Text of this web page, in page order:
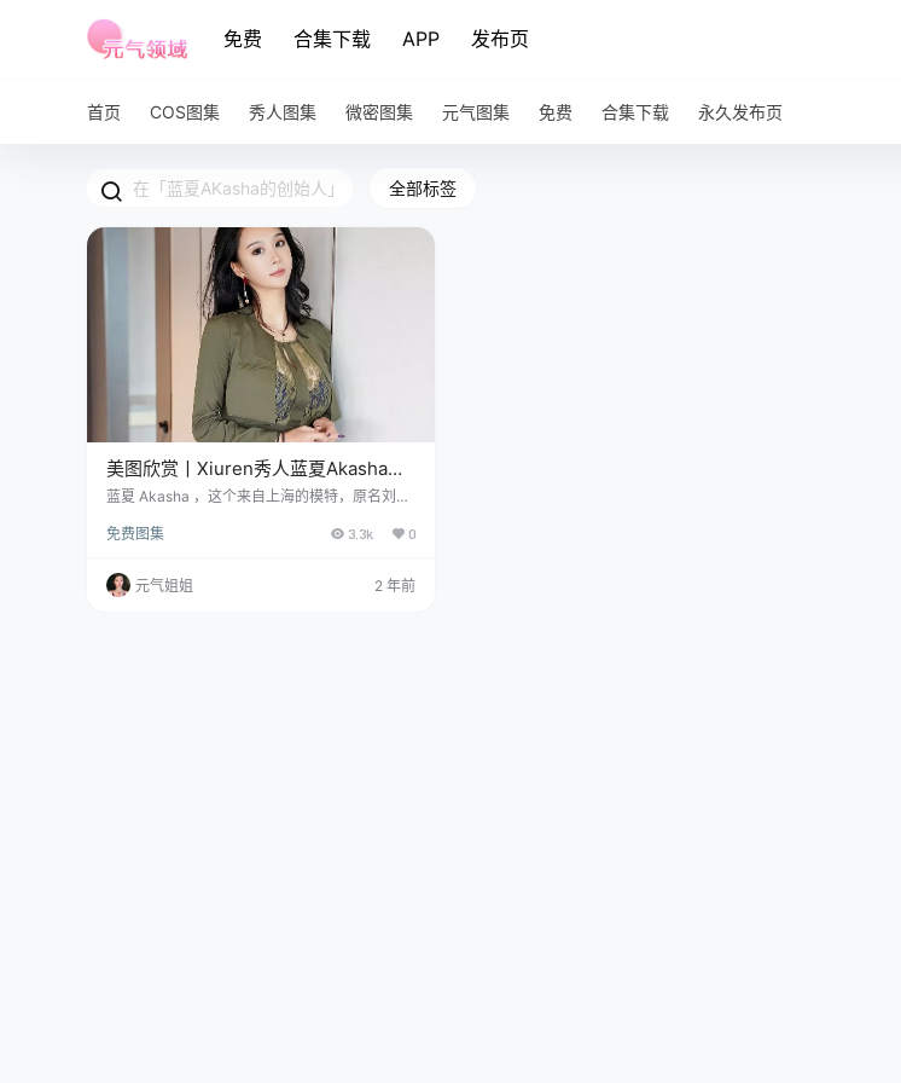
免费 合集下载 APP 发布页
首页 COS图集 秀人图集 微密图集 元气图集 免费 合集下载 永久发布页
全部标签
美图欣赏丨Xiuren秀人蓝夏Akasha
NO.4428[51P-512.3 MB]
蓝夏 Akasha ，这个来自上海的模特，原名刘艺
分的高挑个儿，48 公斤的体重，简直就是模特
次的 NO.4428 作品拍摄可真是状况百出，又精
彩万分。 拍摄当天，蓝夏早早来到现场，精心化
免费图集 3.3k 0
元气姐姐 2 年前